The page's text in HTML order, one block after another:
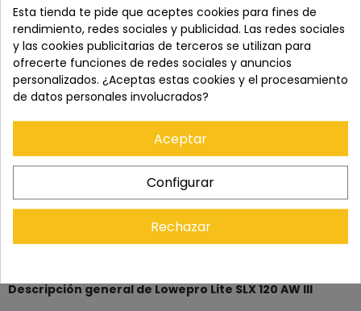
Precio total: 467,90 €
Añadir los tres al carrito
info
Uno de estos artículos tiene diferente disponibilidad
Mostrar detalles
LOWEPRO PRO TACTIC 350 AW II
269,00 €
PEAK DESIGN SLIDE V2 (NEGRO)
Descripción general de Lowepro Lite SLX 120 AW III
Esta tienda te pide que aceptes cookies para fines de
rendimiento, redes sociales y publicidad. Las redes sociales
y las cookies publicitarias de terceros se utilizan para
ofrecerte funciones de redes sociales y anuncios
personalizados. ¿Aceptas estas cookies y el procesamiento
de datos personales involucrados?
Aceptar
Configurar
Rechazar